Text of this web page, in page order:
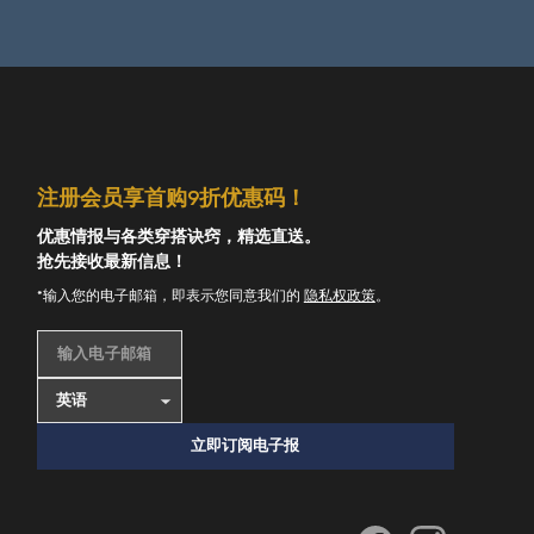
注册会员享首购9折优惠码！
优惠情报与各类穿搭诀窍，精选直送。
抢先接收最新信息！
*输入您的电子邮箱，即表示您同意我们的 隐私权政策。
输入电子邮箱
立即订阅电子报